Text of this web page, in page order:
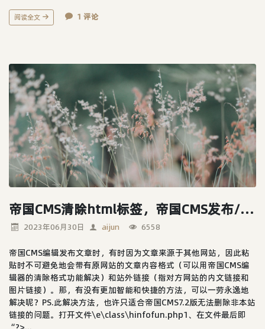
阅读全文 1 评论
帝国CMS清除html标签，帝国CMS发布/更新文章时去掉内容所带站外链接的功能代码...
2023年06月30日 aijun 6558
帝国CMS编辑发布文章时，有时因为文章来源于其他网站，因此粘
贴时不可避免地会带有原网站的文章内容格式（可以用帝国CMS编
辑器的清除格式功能解决）和站外链接（指对方网站的内文链接和
图片链接）。那，有没有更加智能和快捷的方法，可以一劳永逸地
解决呢？PS.此解决方法，也许只适合帝国CMS7.2版无法删除非本站
链接的问题。打开文件\e\class\hinfofun.php1、在文件最后即